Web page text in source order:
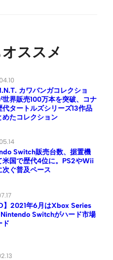
ススメ
カワバンガコレクショ
世界販売100万本を突破、コナ
代タートルズシリーズ13作品
めたコレクション
Switch販売台数、据置機
米国で歴代4位に。PS2やWii
次ぐ普及ペース
】2021年6月はXbox Series
Switchがハード市場
ド